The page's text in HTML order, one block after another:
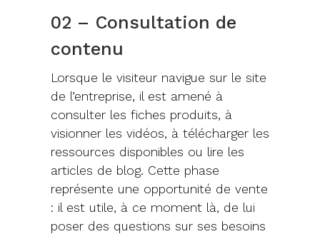
02 – Consultation de
contenu
Lorsque le visiteur navigue sur le site
de l’entreprise, il est amené à
consulter les fiches produits, à
visionner les vidéos, à télécharger les
ressources disponibles ou lire les
articles de blog. Cette phase
représente une opportunité de vente
: il est utile, à ce moment là, de lui
poser des questions sur ses besoins